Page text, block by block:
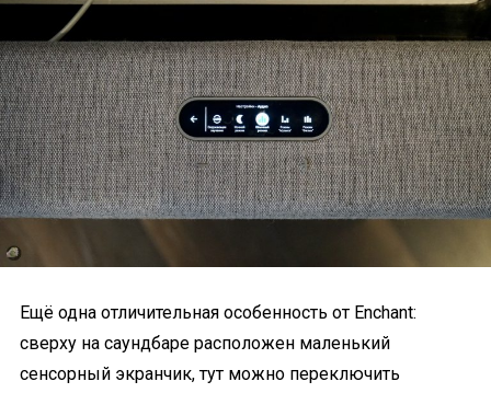
Ещё одна отличительная особенность от Enchant:
сверху на саундбаре расположен маленький
сенсорный экранчик, тут можно переключить